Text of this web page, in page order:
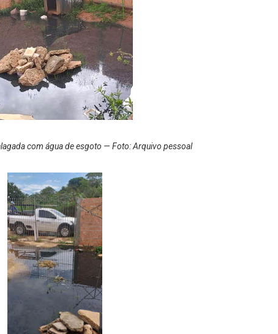
com água de esgoto — Foto: Arquivo pessoal